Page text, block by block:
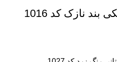
نازک کد 1016